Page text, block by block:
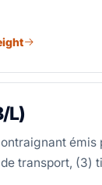
L)
transport, (3)